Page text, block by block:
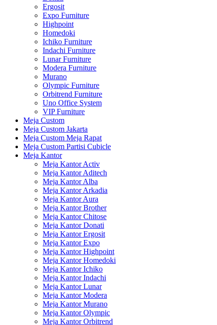
Ergosit
Expo Furniture
Highpoint
Homedoki
Ichiko Furniture
Indachi Furniture
Lunar Furniture
Modera Furniture
Murano
Olympic Furniture
Orbitrend Furniture
Uno Office System
VIP Furniture
Meja Custom
Meja Custom Jakarta
Meja Custom Meja Rapat
Meja Custom Partisi Cubicle
Meja Kantor
Meja Kantor Activ
Meja Kantor Aditech
Meja Kantor Alba
Meja Kantor Arkadia
Meja Kantor Aura
Meja Kantor Brother
Meja Kantor Chitose
Meja Kantor Donati
Meja Kantor Ergosit
Meja Kantor Expo
Meja Kantor Highpoint
Meja Kantor Homedoki
Meja Kantor Ichiko
Meja Kantor Indachi
Meja Kantor Lunar
Meja Kantor Modera
Meja Kantor Murano
Meja Kantor Olympic
Meja Kantor Orbitrend